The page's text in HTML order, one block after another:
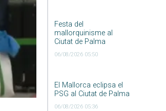
Festa del
mallorquinisme al
Ciutat de Palma
06/08/2026 05:50
El Mallorca eclipsa el
PSG al Ciutat de Palma
06/08/2026 05:36